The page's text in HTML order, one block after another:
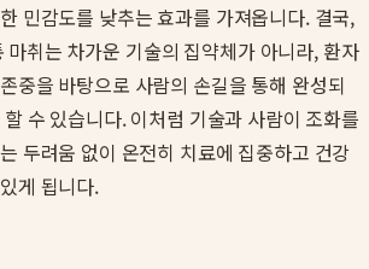
민감도를 낮추는 효과를 가져옵니다. 결국,
마취는 차가운 기술의 집약체가 아니라, 환자
중을 바탕으로 사람의 손길을 통해 완성되
수 있습니다. 이처럼 기술과 사람이 조화를
두려움 없이 온전히 치료에 집중하고 건강
게 됩니다.